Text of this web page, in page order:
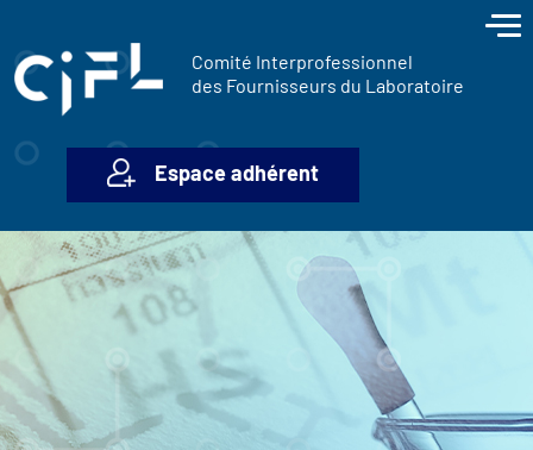
Comité Interprofessionnel
des Fournisseurs du Laboratoire
Espace adhérent